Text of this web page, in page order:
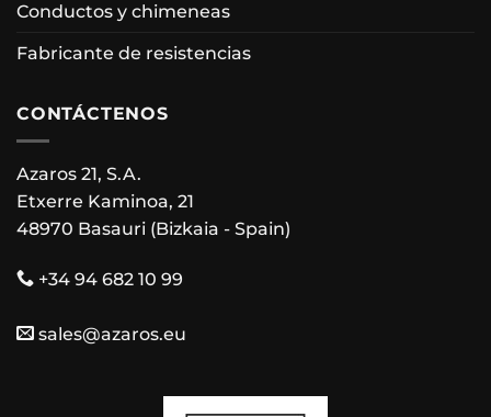
Conductos y chimeneas
Fabricante de resistencias
CONTÁCTENOS
Azaros 21, S.A.
Etxerre Kaminoa, 21
48970 Basauri (Bizkaia - Spain)
+34 94 682 10 99
sales@azaros.eu